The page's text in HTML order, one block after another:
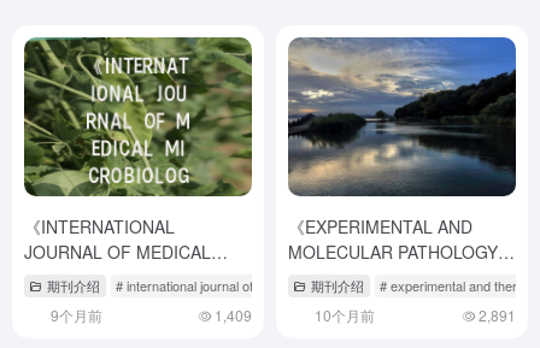
《INTERNATIONAL
JOURNAL OF MEDICAL
MICROBIOLOGY》期刊介绍
journal of nanomedicine.
期刊介绍 # international journal of medical science # journal of medical
9个月前 1,409
《EXPERIMENTAL AND
MOLECULAR PATHOLOGY》
期刊介绍与投稿策略全解析
期刊介绍 # experimental and
10个月前 2,891